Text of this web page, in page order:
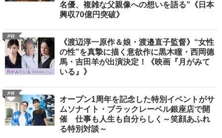
名優、複雑な父親像への想いを語る”《日本
興収70億円突破》
PR
《渡辺淳一原作＆娘・渡邉直子監督》“女性
の性”を真摯に描く意欲作に黒木瞳・西岡德
馬・吉田羊が出演決定！《映画『月がみて
いる』》
PR
オープン1周年を記念した特別イベントがサ
ムソナイト・ブラックレーベル銀座店で開
催 仕事も人生も自分らしく～笑顔あふれ
る特別対談～